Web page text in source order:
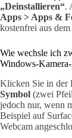
„Deinstallieren“.
Apps > Apps &
kostenfrei aus dem
Wie wechsle ich
Windows-
Klicken Sie in der
Symbol (zwei
jedoch nur, wenn
Beispiel auf
Webcam